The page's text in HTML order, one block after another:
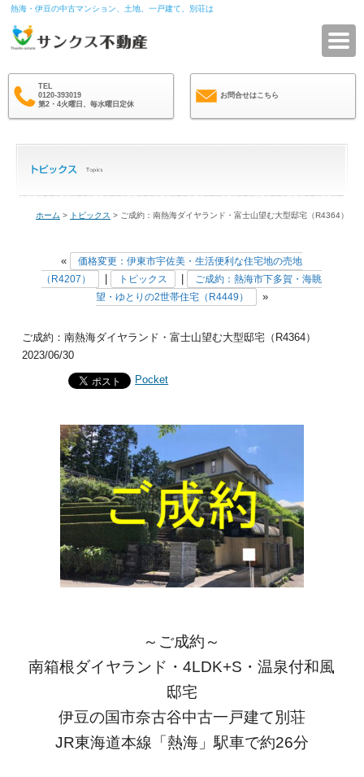
熱海・伊豆の中古マンション、土地、一戸建て、別荘は
TEL
0120-393019
第2・4火曜日、毎水曜日定休
お問合せはこちら
ホーム > トピックス > ご成約：南熱海ダイヤランド・富士山望む大型邸宅（R4364）
«
価格変更：伊東市宇佐美・生活便利な住宅地の売地
（R4207）
トピックス
ご成約：熱海市下多賀・海眺
望・ゆとりの2世帯住宅（R4449）
»
ご成約：南熱海ダイヤランド・富士山望む大型邸宅（R4364）
2023/06/30
Pocket
～ご成約～
南箱根ダイヤランド・4LDK+S・温泉付和風
邸宅
伊豆の国市奈古谷中古一戸建て別荘
JR東海道本線「熱海」駅車で約26分